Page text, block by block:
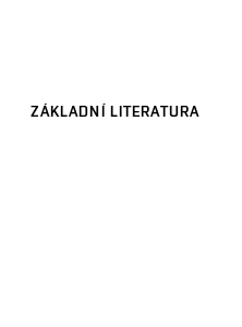
ZÁKLADNÍ LITERATURA